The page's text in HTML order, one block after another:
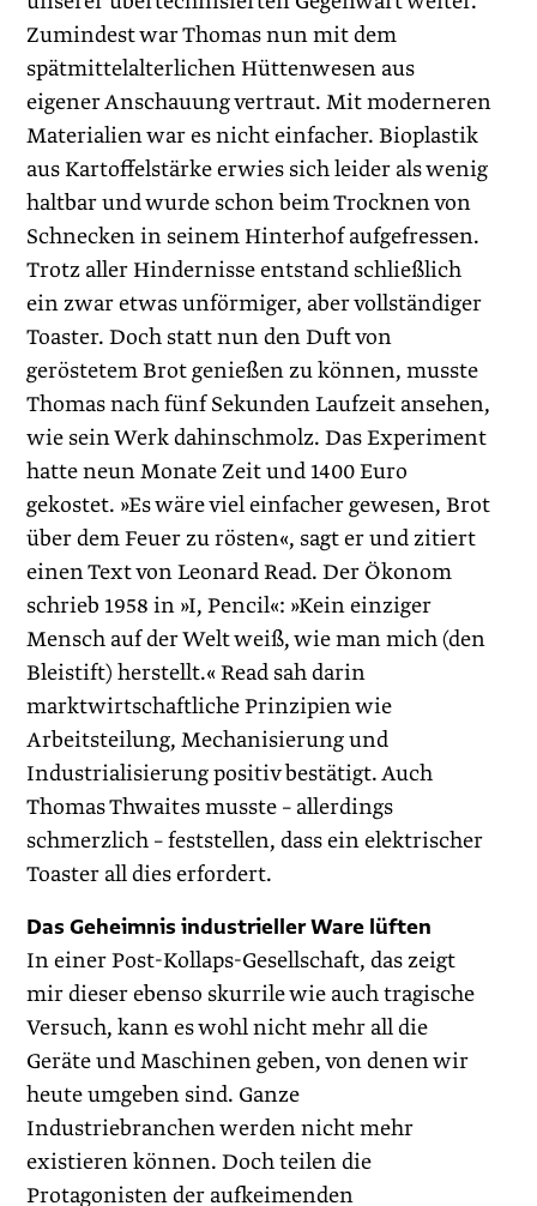
Zumindest war Thomas nun mit dem
spätmittelalterlichen Hüttenwesen aus
eigener Anschauung vertraut. Mit moderneren
Materialien war es nicht einfacher. Bioplastik
aus Kartoffelstärke erwies sich leider als wenig
haltbar und wurde schon beim Trocknen von
Schnecken in seinem Hinterhof aufgefressen.
Trotz aller Hindernisse entstand schließlich
ein zwar etwas unförmiger, aber vollständiger
Toaster. Doch statt nun den Duft von
geröstetem Brot genießen zu können, musste
Thomas nach fünf Sekunden Laufzeit ansehen,
wie sein Werk dahinschmolz. Das Experiment
hatte neun Monate Zeit und 1400 Euro
gekostet. »Es wäre viel einfacher gewesen, Brot
über dem Feuer zu rösten«, sagt er und zitiert
einen Text von Leonard Read. Der Ökonom
schrieb 1958 in »I, Pencil«: »Kein einziger
Mensch auf der Welt weiß, wie man mich (den
Bleistift) herstellt.« Read sah darin
marktwirtschaftliche Prinzipien wie
Arbeitsteilung, Mechanisierung und
Industrialisierung positiv bestätigt. Auch
Thomas Thwaites musste – allerdings
schmerzlich – feststellen, dass ein elektrischer
Toaster all dies erfordert.
Das Geheimnis industrieller Ware lüften
In einer Post-Kollaps-Gesellschaft, das zeigt
mir dieser ebenso skurrile wie auch tragische
Versuch, kann es wohl nicht mehr all die
Geräte und Maschinen geben, von denen wir
heute umgeben sind. Ganze
Industriebranchen werden nicht mehr
existieren können. Doch teilen die
Protagonisten der aufkeimenden